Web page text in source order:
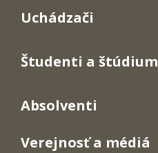
Uchádzači
Študenti a štúdium
Absolventi
Verejnosť a médiá